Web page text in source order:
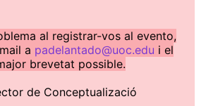
al registrar-vos al evento,
a padelantado@uoc.edu i el
brevetat possible.
de Conceptualizació